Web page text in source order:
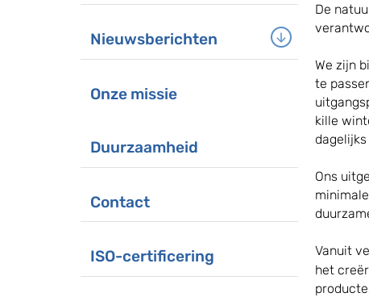
Nieuwsberichten
Onze missie
Duurzaamheid
Contact
ISO-certificering
De
We zijn
te
kille
Ons
Vanuit
het